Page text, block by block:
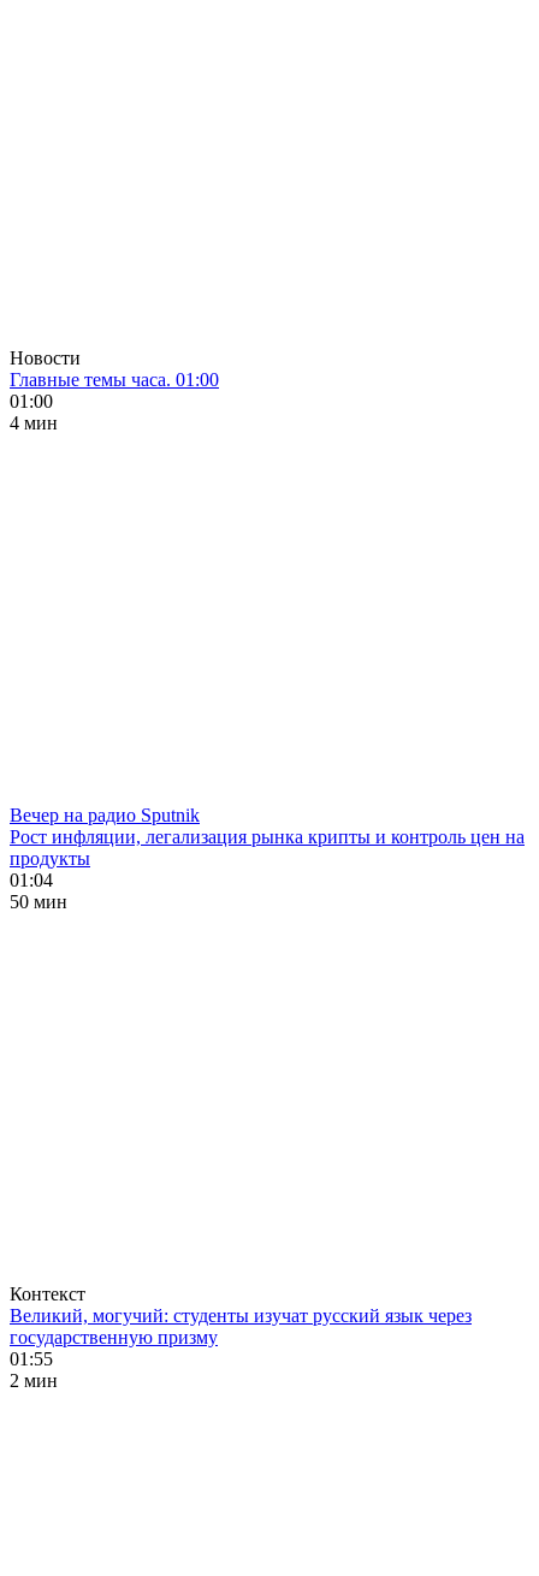
Новости
Главные темы часа. 01:00
01:00
4 мин
Вечер на радио Sputnik
Рост инфляции, легализация рынка крипты и контроль цен на
продукты
01:04
50 мин
Контекст
Великий, могучий: студенты изучат русский язык через
государственную призму
01:55
2 мин